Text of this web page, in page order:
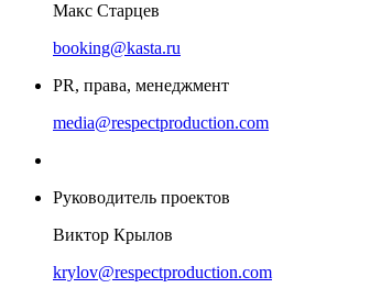
Макс Старцев
booking@kasta.ru
PR, права, менеджмент
media@respectproduction.com
Руководитель проектов
Виктор Крылов
krylov@respectproduction.com